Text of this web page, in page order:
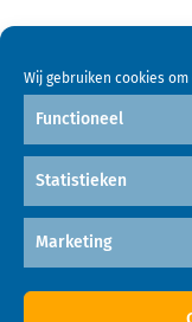
Wij gebruiken cookies
Functioneel
Statistieken
Marketing